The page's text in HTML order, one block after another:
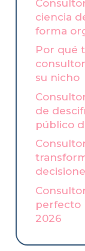
ciencia
forma
Por qué
su nicho
de
público
perfecto
2026